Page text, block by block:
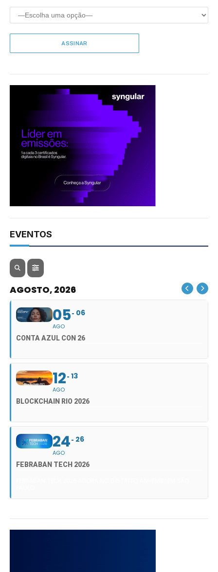
EVENTOS
AGOSTO, 2026
05
AGO
06
CONTA AZUL CON 26
12
AGO
13
BLOCKCHAIN RIO 2026
24
AGO
26
FEBRABAN TECH 2026